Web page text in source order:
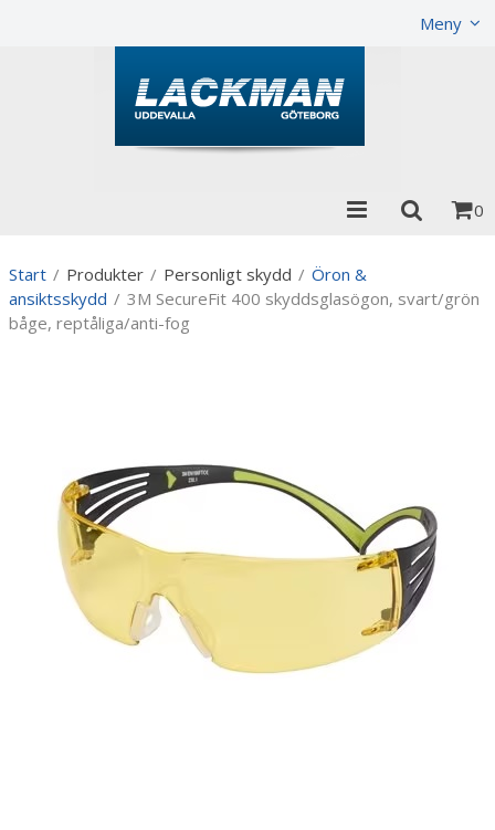
Meny
0
Start / Produkter / Personligt skydd / Öron &
ansiktsskydd / 3M SecureFit 400 skyddsglasögon, svart/grön
båge, reptåliga/anti-fog